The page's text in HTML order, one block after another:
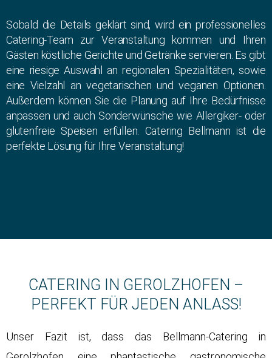
Sobald die Details geklärt sind, wird ein professionelles
Catering-Team zur Veranstaltung kommen und Ihren
Gästen köstliche Gerichte und Getränke servieren. Es gibt
eine riesige Auswahl an regionalen Spezialitäten, sowie
eine Vielzahl an vegetarischen und veganen Optionen.
Außerdem können Sie die Planung auf Ihre Bedürfnisse
anpassen und auch Sonderwünsche wie Allergiker- oder
glutenfreie Speisen erfüllen. Catering Bellmann ist die
perfekte Lösung für Ihre Veranstaltung!
CATERING IN GEROLZHOFEN –
PERFEKT FÜR JEDEN ANLASS!
Unser Fazit ist, dass das Bellmann-Catering in